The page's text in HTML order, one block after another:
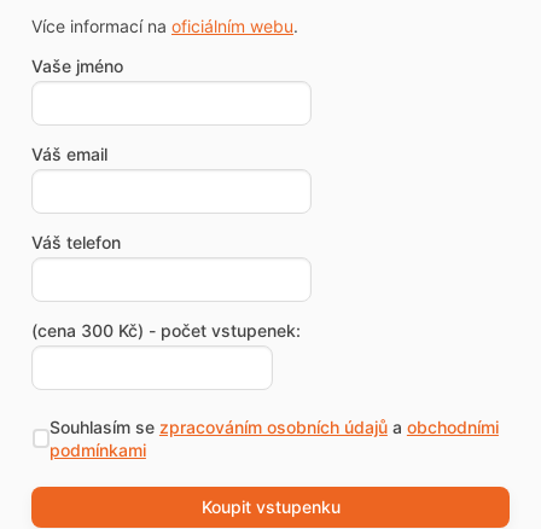
Více informací na oficiálním webu.
Vaše jméno
Váš email
Váš telefon
(cena 300 Kč) - počet vstupenek:
Souhlasím se zpracováním osobních údajůa obchodními
podmínkami
Koupit vstupenku